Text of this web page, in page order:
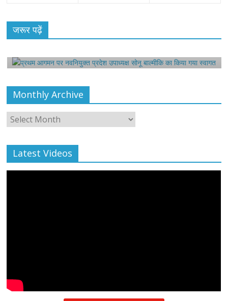
जरूर पढ़ें
प्रथम आगमन पर नवनियुक्त प्रदेश उपाध्यक्ष सोनू
बाल्मीकि का किया गया स्वागत
Monthly Archive
Monthly
Archive
Latest Videos